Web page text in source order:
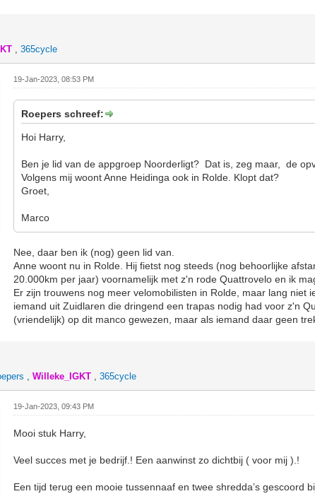
,365cycle
19-Jan-2023, 08:53 PM
Roepers schreef:
Hoi Harry,
Ben je lid van de appgroep Noorderligt? Dat is, zeg maar, de
Volgens mij woont Anne Heidinga ook in Rolde. Klopt dat?
Groet,
Marco
Nee, daar ben ik (nog) geen lid van.
Anne woont nu in Rolde. Hij fietst nog steeds (nog behoorlijke
20.000km per jaar) voornamelijk met z'n rode Quattrovelo en ik
Er zijn trouwens nog meer velomobilisten in Rolde, maar lang niet
iemand uit Zuidlaren die dringend een trapas nodig had voor z'n
(vriendelijk) op dit manco gewezen, maar als iemand daar geen
,Willeke_IGKT ,365cycle
19-Jan-2023, 09:43 PM
Mooi stuk Harry,
Veel succes met je bedrijf.! Een aanwinst zo dichtbij ( voor mij ).!
Een tijd terug een mooie tussennaaf en twee shredda’s gescoord